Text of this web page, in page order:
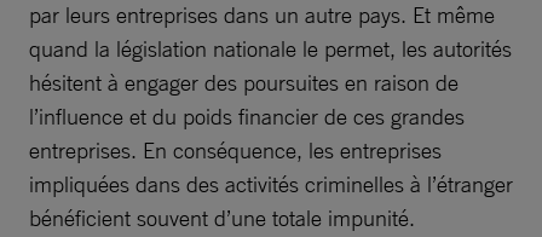
par leurs entreprises dans un autre pays. Et même
quand la législation nationale le permet, les autorités
hésitent à engager des poursuites en raison de
l’influence et du poids financier de ces grandes
entreprises. En conséquence, les entreprises
impliquées dans des activités criminelles à l’étranger
bénéficient souvent d’une totale impunité.